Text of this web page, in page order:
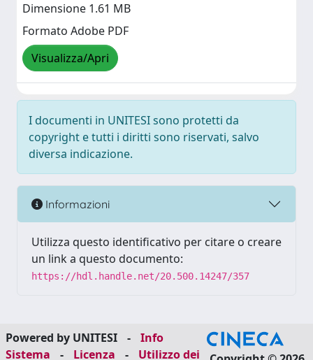
Dimensione 1.61 MB
Formato Adobe PDF
Visualizza/Apri
I documenti in UNITESI sono protetti da
copyright e tutti i diritti sono riservati, salvo
diversa indicazione.
Informazioni
Utilizza questo identificativo per citare o creare
un link a questo documento:
https://hdl.handle.net/20.500.14247/357
Powered by UNITESI -
Info
Sistema
- Licenza - Utilizzo dei